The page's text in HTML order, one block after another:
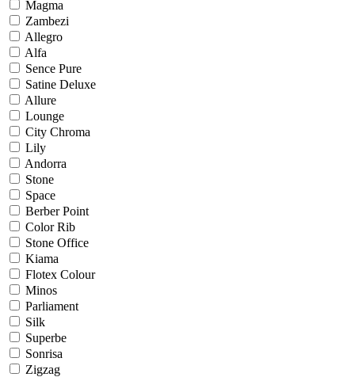
Magma
Zambezi
Allegro
Alfa
Sence Pure
Satine Deluxe
Allure
Lounge
City Chroma
Lily
Andorra
Stone
Space
Berber Point
Color Rib
Stone Office
Kiama
Flotex Colour
Minos
Parliament
Silk
Superbe
Sonrisa
Zigzag